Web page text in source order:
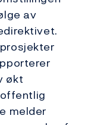
av
økt
melder